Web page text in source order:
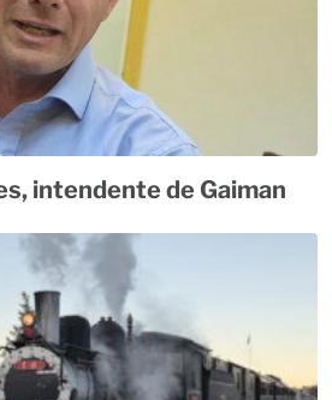
intendente de Gaiman